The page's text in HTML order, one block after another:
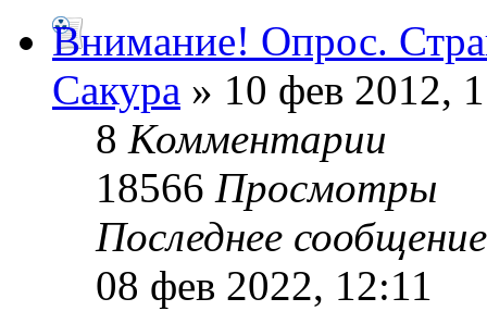
Внимание! Опрос.
Сакура » 10 фев 2012,
8 Комментарии
18566 Просмотры
Последнее
08 фев 2022, 12:11